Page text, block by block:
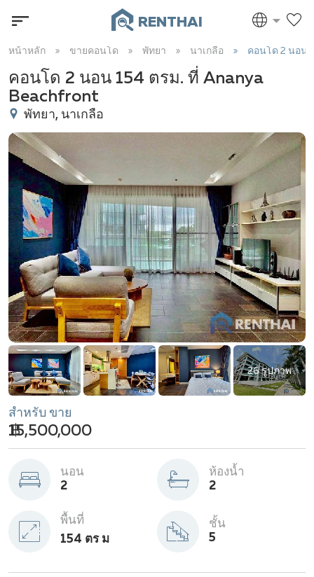
RENTHAI
หน้าหลัก ขายคอนโด พัทยา นาเกลือ คอนโด 2 นอน
คอนโด 2 นอน 154 ตรม. ที่ Ananya
Beachfront
พัทยา, นาเกลือ
26 รูปภาพ
สำหรับ ขาย
฿ 15,500,000
นอน
2
ห้องน้ำ
2
พื้นที่
154 ตร ม
ชั้น
5